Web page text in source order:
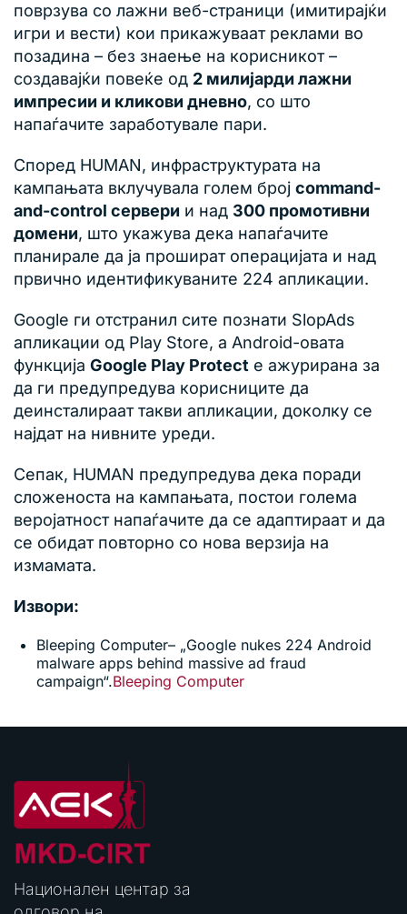
поврзува со лажни веб-страници (имитирајќи
игри и вести) кои прикажуваат реклами во
позадина – без знаење на корисникот –
создавајќи повеќе од 2 милијарди лажни
импресии и кликови дневно, со што
напаѓачите заработувале пари.
Според HUMAN, инфраструктурата на
кампањата вклучувала голем број command-
and-control сервери и над 300 промотивни
домени, што укажува дека напаѓачите
планирале да ја прошират операцијата и над
првично идентификуваните 224 апликации.
Google ги отстранил сите познати SlopAds
апликации од Play Store, а Android-овата
функција Google Play Protect е ажурирана за
да ги предупредува корисниците да
деинсталираат такви апликации, доколку се
најдат на нивните уреди.
Сепак, HUMAN предупредува дека поради
сложеноста на кампањата, постои голема
веројатност напаѓачите да се адаптираат и да
се обидат повторно со нова верзија на
измамата.
Извори:
Bleeping Computer– „Google nukes 224 Android
malware apps behind massive ad fraud
campaign“.Bleeping Computer
Национален центар за